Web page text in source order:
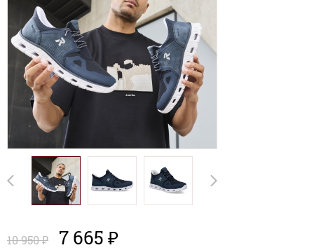
10 950 ₽ 7 665 ₽